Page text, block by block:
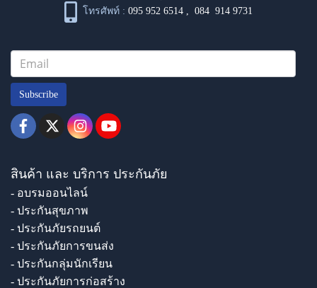
โทรศัพท์ : 095 952 6514 ,084 914 9731
Subscribe
สินค้า และ บริการ ประกันภัย
- อบรมออนไลน์
- ประกันสุขภาพ
- ประกันภัยรถยนต์
- ประกันภัยการขนส่ง
- ประกันกลุ่มนักเรียน
- ประกันภัยการก่อสร้าง